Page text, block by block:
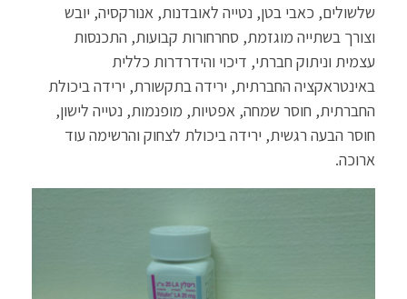
שלשולים, כאבי בטן, נטייה לאובדנות, אנורקסיה, יובש
וצורך בשתייה מוגזמת, סחרחורות קבועות, התכנסות
עצמית וניתוק חברתי, דיכוי והידרדרות כללית
באינטראקציה החברתית, ירידה בתקשורת, ירידה ביכולת
החברתית, חוסר שמחה, אפטיות, מופנמות, נטייה לישון,
חוסר הבעה רגשית, ירידה ביכולת לצחוק והרשימה עוד
ארוכה.